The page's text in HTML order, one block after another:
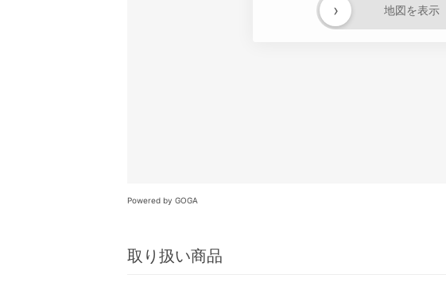
地図を表示
›
Powered by GOGA
取り扱い商品